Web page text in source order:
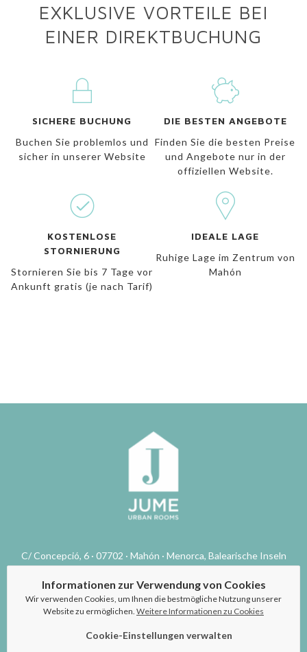
EXKLUSIVE VORTEILE BEI
EINER DIREKTBUCHUNG
SICHERE BUCHUNG
Buchen Sie problemlos und
sicher in unserer Website
DIE BESTEN ANGEBOTE
Finden Sie die besten Preise
und Angebote nur in der
offiziellen Website.
KOSTENLOSE
STORNIERUNG
Stornieren Sie bis 7 Tage vor
Ankunft gratis (je nach Tarif)
IDEALE LAGE
Ruhige Lage im Zentrum von
Mahón
C/ Concepció, 6 · 07702 · Mahón · Menorca, Balearische Inseln
Checken Sie unsere Verfügbarkeit
Hostal Zimmer Service Fotogalerie
Informationen zur Verwendung von Cookies
Wir verwenden Cookies, um Ihnen die bestmögliche Nutzung unserer
Website zu ermöglichen. Weitere Informationen zu Cookies
Cookie-Einstellungen verwalten